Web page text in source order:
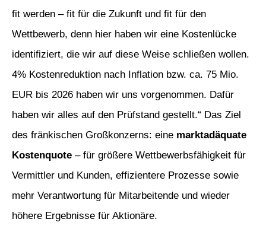
fit werden – fit für die Zukunft und fit für den
Wettbewerb, denn hier haben wir eine Kostenlücke
identifiziert, die wir auf diese Weise schließen wollen.
4% Kostenreduktion nach Inflation bzw. ca. 75 Mio.
EUR bis 2026 haben wir uns vorgenommen. Dafür
haben wir alles auf den Prüfstand gestellt.“ Das Ziel
des fränkischen Großkonzerns: eine marktadäquate
Kostenquote – für größere Wettbewerbsfähigkeit für
Vermittler und Kunden, effizientere Prozesse sowie
mehr Verantwortung für Mitarbeitende und wieder
höhere Ergebnisse für Aktionäre.